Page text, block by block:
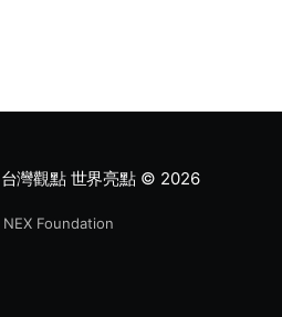
鄉味，一邊吃一邊讚不絕口。
灣觀點 世界亮點© 2026
Foundation